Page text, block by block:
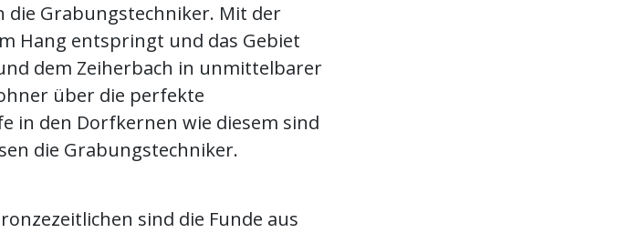
die Grabungstechniker. Mit der
Hang entspringt und das Gebiet
dem Zeiherbach in unmittelbarer
über die perfekte
in den Dorfkernen wie diesem sind
die Grabungstechniker.
sind die Funde aus